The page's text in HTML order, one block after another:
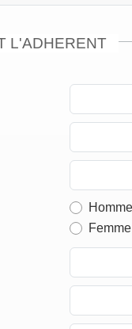
L'ADHERENT
Homme
Femme